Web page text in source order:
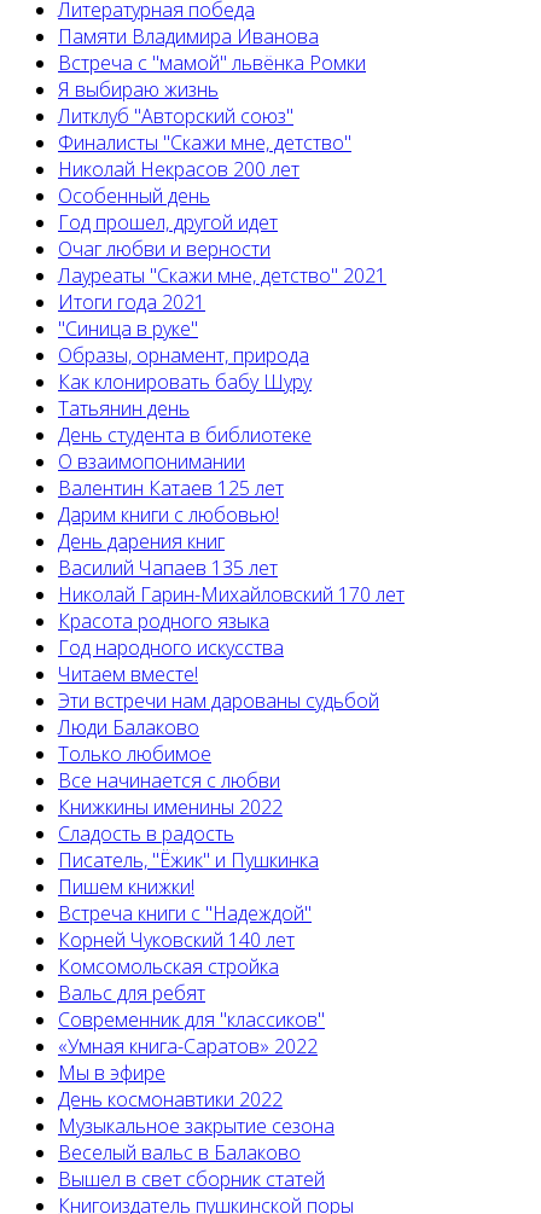
Литературная победа
Памяти Владимира Иванова
Встреча с "мамой" львёнка Ромки
Я выбираю жизнь
Литклуб "Авторский союз"
Финалисты "Скажи мне, детство"
Николай Некрасов 200 лет
Особенный день
Год прошел, другой идет
Очаг любви и верности
Лауреаты "Скажи мне, детство" 2021
Итоги года 2021
"Синица в руке"
Образы, орнамент, природа
Как клонировать бабу Шуру
Татьянин день
День студента в библиотеке
О взаимопонимании
Валентин Катаев 125 лет
Дарим книги с любовью!
День дарения книг
Василий Чапаев 135 лет
Николай Гарин-Михайловский 170 лет
Красота родного языка
Год народного искусства
Читаем вместе!
Эти встречи нам дарованы судьбой
Люди Балаково
Только любимое
Все начинается с любви
Книжкины именины 2022
Сладость в радость
Писатель, "Ёжик" и Пушкинка
Пишем книжки!
Встреча книги с "Надеждой"
Корней Чуковский 140 лет
Комсомольская стройка
Вальс для ребят
Современник для "классиков"
«Умная книга-Саратов» 2022
Мы в эфире
День космонавтики 2022
Музыкальное закрытие сезона
Веселый вальс в Балаково
Вышел в свет сборник статей
Книгоиздатель пушкинской поры